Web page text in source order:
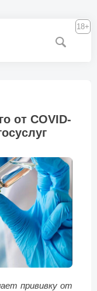
18+
от COVID-
прививку от